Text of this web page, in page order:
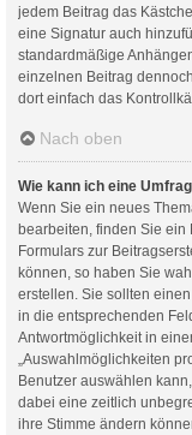
jedem Beitrag das
eine Signatur auch
standardmäßige
einzelnen Beitrag
dort einfach das
Nach oben
Wie kann ich eine
Wenn Sie ein neues
bearbeiten, finden Sie ein
Formulars zur
können, so haben Sie
erstellen. Sie sollten
in die entsprechenden
Antwortmöglichkeit in
„Auswahlmöglichkeiten
Benutzer auswählen
dabei eine zeitlich
ihre Stimme ändern